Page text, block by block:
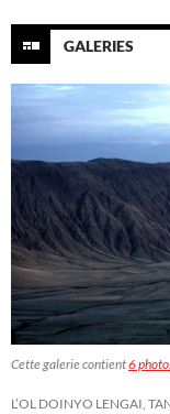
GALERIES
Cette galerie contient6
L’OL DOINYO LENGAI,